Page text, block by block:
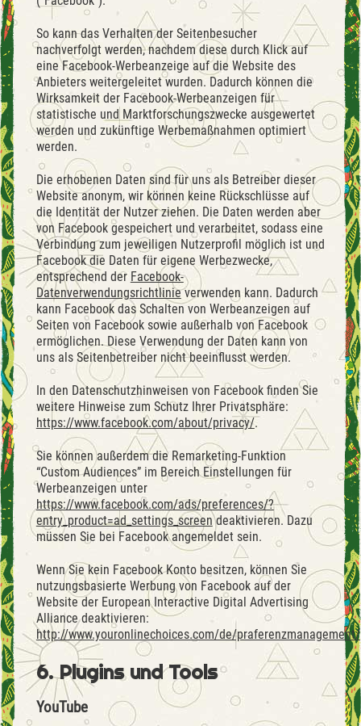
So kann das Verhalten der Seitenbesucher
nachverfolgt werden, nachdem diese durch Klick auf
eine Facebook-Werbeanzeige auf die Website des
Anbieters weitergeleitet wurden. Dadurch können die
Wirksamkeit der Facebook-Werbeanzeigen für
statistische und Marktforschungszwecke ausgewertet
werden und zukünftige Werbemaßnahmen optimiert
werden.
Die erhobenen Daten sind für uns als Betreiber dieser
Website anonym, wir können keine Rückschlüsse auf
die Identität der Nutzer ziehen. Die Daten werden aber
von Facebook gespeichert und verarbeitet, sodass eine
Verbindung zum jeweiligen Nutzerprofil möglich ist und
Facebook die Daten für eigene Werbezwecke,
entsprechend der Facebook-
Datenverwendungsrichtlinieverwenden kann. Dadurch
kann Facebook das Schalten von Werbeanzeigen auf
Seiten von Facebook sowie außerhalb von Facebook
ermöglichen. Diese Verwendung der Daten kann von
uns als Seitenbetreiber nicht beeinflusst werden.
In den Datenschutzhinweisen von Facebook finden Sie
weitere Hinweise zum Schutz Ihrer Privatsphäre:
https://www.facebook.com/about/privacy/.
Sie können außerdem die Remarketing-Funktion
“Custom Audiences” im Bereich Einstellungen für
Werbeanzeigen unter
https://www.facebook.com/ads/preferences/?
entry_product=ad_settings_screendeaktivieren. Dazu
müssen Sie bei Facebook angemeldet sein.
Wenn Sie kein Facebook Konto besitzen, können Sie
nutzungsbasierte Werbung von Facebook auf der
Website der European Interactive Digital Advertising
Alliance deaktivieren:
http://www.youronlinechoices.com/de/praferenzmanagement/
6. Plugins und Tools
YouTube